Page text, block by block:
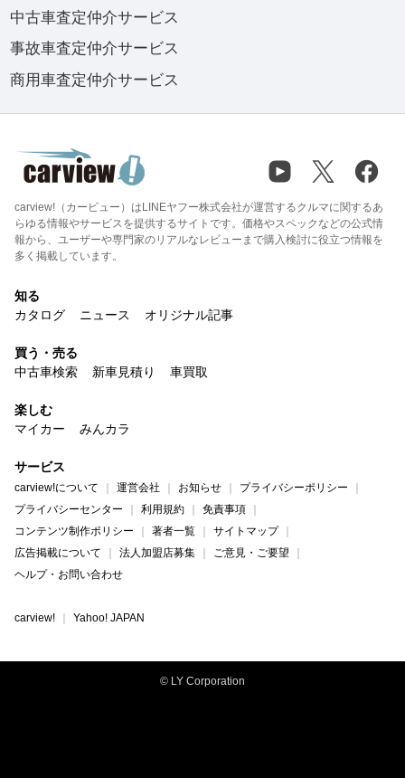
中古車査定仲介サービス
事故車査定仲介サービス
商用車査定仲介サービス
carview!（カービュー）はLINEヤフー株式会社が運営するクルマに関するあ
らゆる情報やサービスを提供するサイトです。価格やスペックなどの公式情
報から、ユーザーや専門家のリアルなレビューまで購入検討に役立つ情報を
多く掲載しています。
知る
カタログ
ニュース オリジナル記事
買う・売る
中古車検索
新車見積り 車買取
楽しむ
マイカー
みんカラ
サービス
carview!について 運営会社 お知らせ
プライバシーポリシー
プライバシーセンター
利用規約
免責事項
コンテンツ制作ポリシー
著者一覧
サイトマップ
広告掲載について
法人加盟店募集
ご意見・ご要望
ヘルプ・お問い合わせ
carview! Yahoo! JAPAN
© LY Corporation